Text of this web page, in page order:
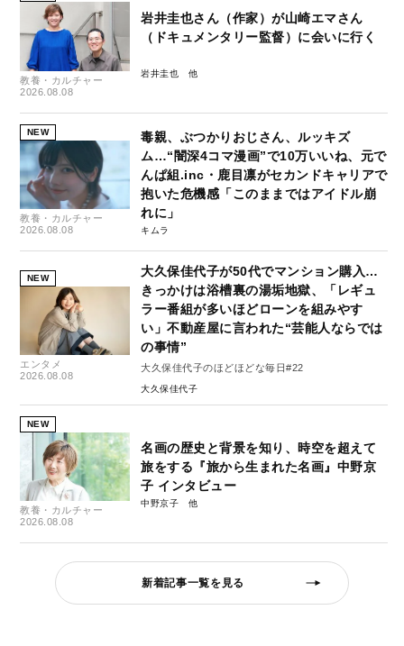
教養・カルチャー
2026.08.08
岩井圭也さん（作家）が山崎エマさん
（ドキュメンタリー監督）に会いに行く
岩井圭也
NEW
教養・カルチャー
2026.08.08
毒親、ぶつかりおじさん、ルッキズ
ム…“闇深4コマ漫画”で10万いいね、元で
んぱ組.inc・鹿目凛がセカンドキャリアで
抱いた危機感「このままではアイドル崩
れに」
キムラ
NEW
エンタメ
2026.08.08
大久保佳代子が50代でマンション購入…
きっかけは浴槽裏の湯垢地獄、「レギュ
ラー番組が多いほどローンを組みやす
い」不動産屋に言われた“芸能人ならでは
の事情”
大久保佳代子のほどほどな毎日#22
大久保佳代子
NEW
教養・カルチャー
2026.08.08
名画の歴史と背景を知り、時空を超えて
旅をする『旅から生まれた名画』中野京
子 インタビュー
中野京子
新着記事一覧を見る